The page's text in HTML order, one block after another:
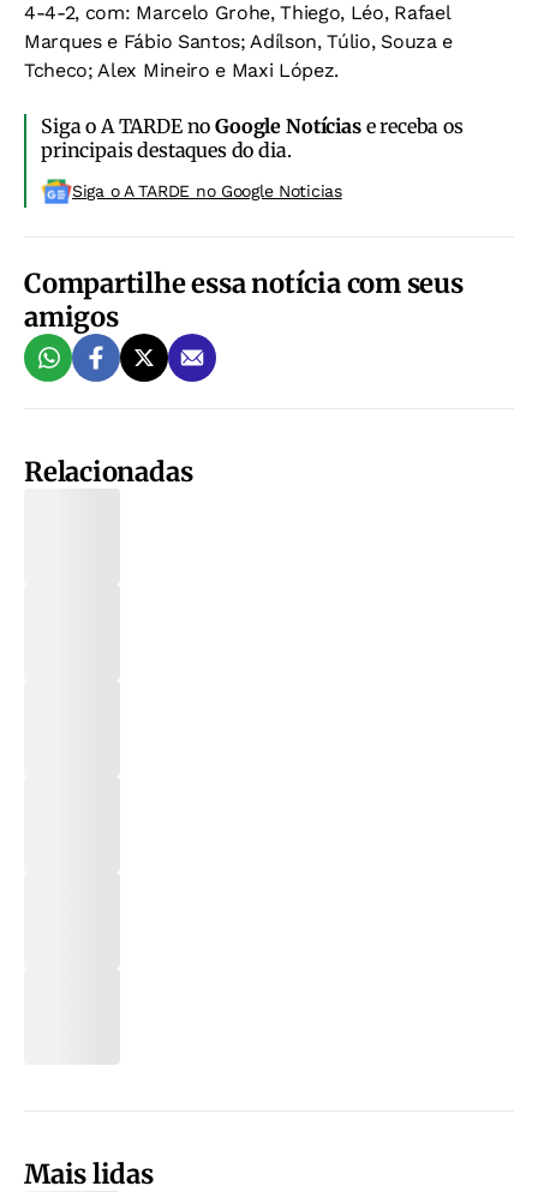
4-4-2, com: Marcelo Grohe, Thiego, Léo, Rafael
Marques e Fábio Santos; Adílson, Túlio, Souza e
Tcheco; Alex Mineiro e Maxi López.
Siga o A TARDE noGoogle Notíciase receba os
principais destaques do dia.
Siga o A TARDE no Google Noticias
Compartilhe essa notícia com seus
amigos
Relacionadas
Mais lidas